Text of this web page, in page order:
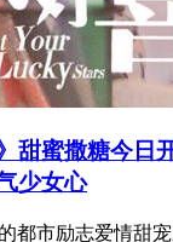
甜蜜撒糖今日
少女心
市励志爱情甜宠